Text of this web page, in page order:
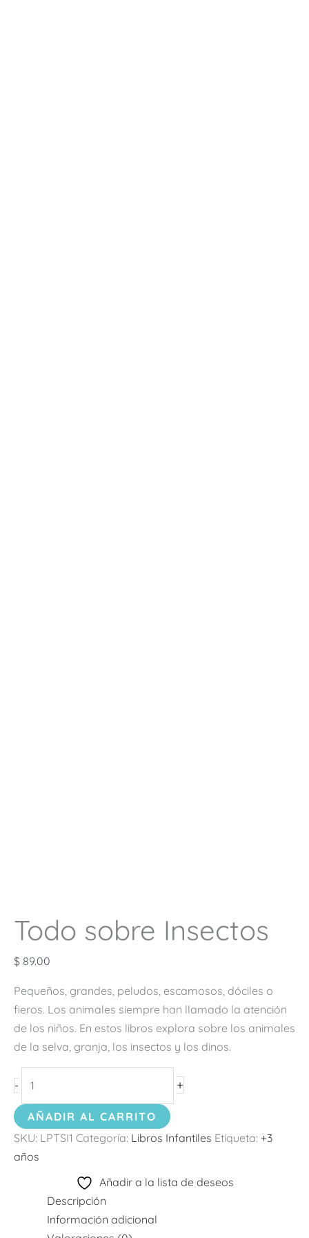
Todo sobre Insectos
$ 89.00
Pequeños, grandes, peludos, escamosos, dóciles o
fieros. Los animales siempre han llamado la atención
de los niños. En estos libros explora sobre los animales
de la selva, granja, los insectos y los dinos.
- +
AÑADIR AL CARRITO
SKU: LPTSI1 Categoría: Libros Infantiles Etiqueta: +3
años
Añadir a la lista de deseos
Descripción
Información adicional